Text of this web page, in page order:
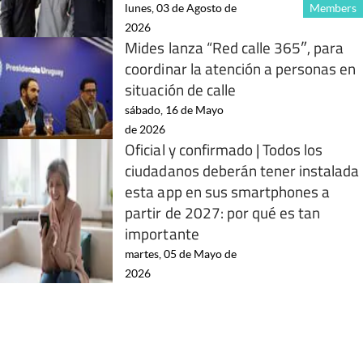
Members
lunes, 03 de Agosto de
2026
Mides lanza “Red calle 365″, para
coordinar la atención a personas en
situación de calle
sábado, 16 de Mayo
de 2026
Oficial y confirmado | Todos los
ciudadanos deberán tener instalada
esta app en sus smartphones a
partir de 2027: por qué es tan
importante
martes, 05 de Mayo de
2026